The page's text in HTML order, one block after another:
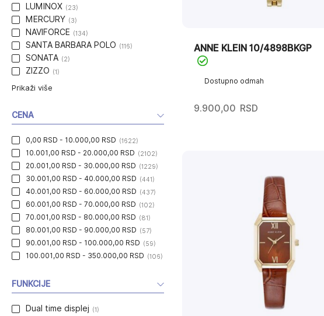
Dostupno odmah
ANNE KLEIN 10/4898BKGP
9.900,00 RSD
LUMINOX (23)
MERCURY (3)
NAVIFORCE (134)
SANTA BARBARA POLO (116)
SONATA (2)
ZIZZO (1)
Prikaži više
CENA
0,00 RSD - 10.000,00 RSD (1622)
10.001,00 RSD - 20.000,00 RSD (2102)
20.001,00 RSD - 30.000,00 RSD (1229)
30.001,00 RSD - 40.000,00 RSD (441)
40.001,00 RSD - 60.000,00 RSD (437)
60.001,00 RSD - 70.000,00 RSD (102)
70.001,00 RSD - 80.000,00 RSD (81)
80.001,00 RSD - 90.000,00 RSD (57)
90.001,00 RSD - 100.000,00 RSD (59)
100.001,00 RSD - 350.000,00 RSD (106)
FUNKCIJE
Dual time displej (1)